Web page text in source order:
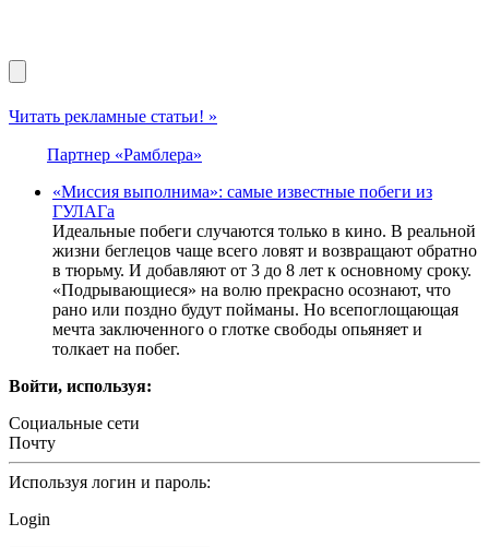
Читать рекламные статьи! »
Партнер «Рамблера»
«Миссия выполнима»: самые известные побеги из
ГУЛАГа
Идеальные побеги случаются только в кино. В реальной
жизни беглецов чаще всего ловят и возвращают обратно
в тюрьму. И добавляют от 3 до 8 лет к основному сроку.
«Подрывающиеся» на волю прекрасно осознают, что
рано или поздно будут пойманы. Но всепоглощающая
мечта заключенного о глотке свободы опьяняет и
толкает на побег.
Войти, используя:
Социальные сети
Почту
Используя логин и пароль:
Login